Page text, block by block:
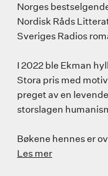
Norges
Nordisk Råds
Sveriges Radios
I 2022 ble Ekman
Stora pris med
preget av en
storslagen
Bøkene hennes er
Les mer